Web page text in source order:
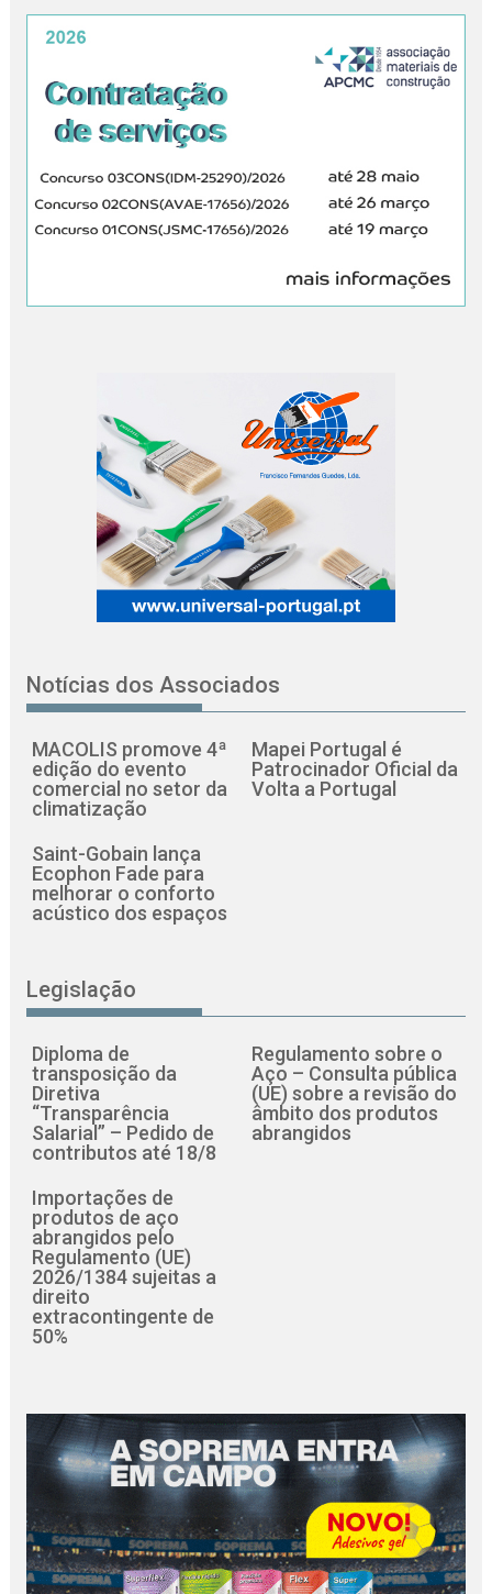
Notícias dos Associados
MACOLIS promove 4ª
edição do evento
comercial no setor da
climatização
Mapei Portugal é
Patrocinador Oficial da
Volta a Portugal
Saint-Gobain lança
Ecophon Fade para
melhorar o conforto
acústico dos espaços
Legislação
Diploma de
transposição da
Diretiva
“Transparência
Salarial” – Pedido de
contributos até 18/8
Regulamento sobre o
Aço – Consulta pública
(UE) sobre a revisão do
âmbito dos produtos
abrangidos
Importações de
produtos de aço
abrangidos pelo
Regulamento (UE)
2026/1384 sujeitas a
direito
extracontingente de
50%